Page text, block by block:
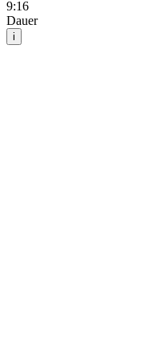
9:16
Dauer
i